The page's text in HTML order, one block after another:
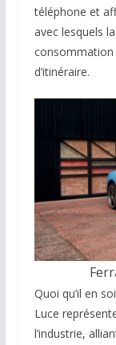
téléphone et
avec lesquels
consommation
d’itinéraire.
Quoi qu’il en
Luce
l’industrie,